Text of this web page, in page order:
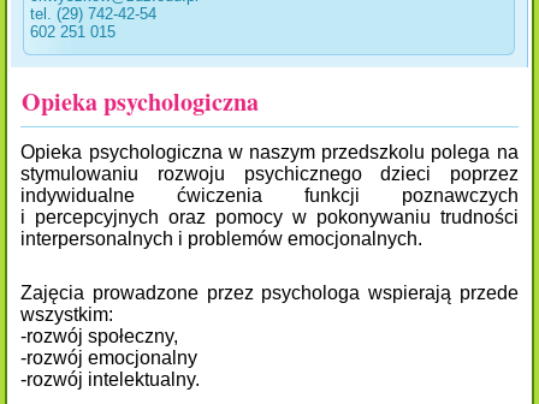
tel. (29) 742-42-54
602 251 015
Opieka psychologiczna
Opieka psychologiczna w naszym przedszkolu polega na
stymulowaniu rozwoju psychicznego dzieci poprzez
indywidualne ćwiczenia funkcji poznawczych
i percepcyjnych oraz pomocy w pokonywaniu trudności
interpersonalnych i problemów emocjonalnych.
Zajęcia prowadzone przez psychologa wspierają przede
wszystkim:
-rozwój społeczny,
-rozwój emocjonalny
-rozwój intelektualny.